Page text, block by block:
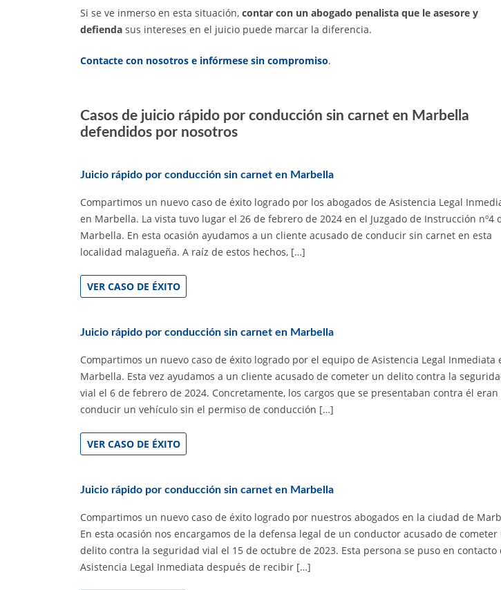
Si se ve inmerso en esta situación, contar con un abogado penalista que le asesore y
defienda sus intereses en el juicio puede marcar la diferencia.
Contacte con nosotros e infórmese sin compromiso.
Casos de juicio rápido por conducción sin carnet en Marbella
defendidos por nosotros
Juicio rápido por conducción sin carnet en Marbella
Compartimos un nuevo caso de éxito logrado por los abogados de Asistencia Legal
en Marbella. La vista tuvo lugar el 26 de febrero de 2024 en el Juzgado de Instrucción nº4
Marbella. En esta ocasión ayudamos a un cliente acusado de conducir sin carnet en esta
localidad malagueña. A raíz de estos hechos, […]
VER CASO DE ÉXITO
Juicio rápido por conducción sin carnet en Marbella
Compartimos un nuevo caso de éxito logrado por el equipo de Asistencia Legal Inmediata
Marbella. Esta vez ayudamos a un cliente acusado de cometer un delito contra la
vial el 6 de febrero de 2024. Concretamente, los cargos que se presentaban contra él
conducir un vehículo sin el permiso de conducción […]
VER CASO DE ÉXITO
Juicio rápido por conducción sin carnet en Marbella
Compartimos un nuevo caso de éxito logrado por nuestros abogados en la ciudad de
En esta ocasión nos encargamos de la defensa legal de un conductor acusado de cometer
delito contra la seguridad vial el 15 de octubre de 2023. Esta persona se puso en contacto
Asistencia Legal Inmediata después de recibir […]